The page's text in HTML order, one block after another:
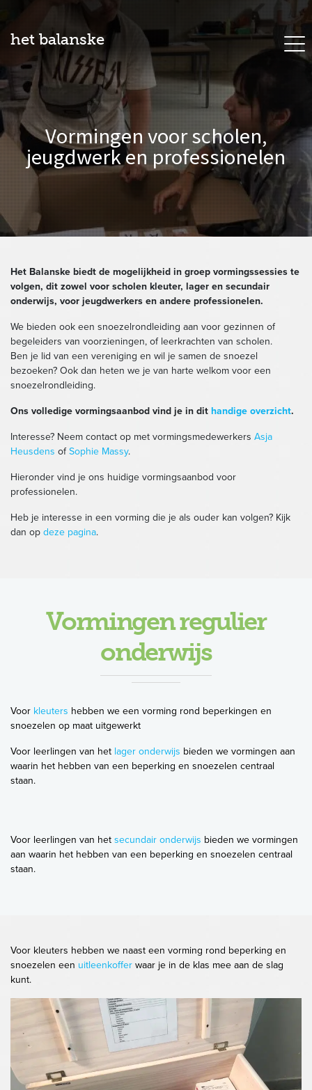
het balanske
Vormingen voor scholen,
jeugdwerk en professionelen
Het Balanske biedt de mogelijkheid in groep vormingssessies te
volgen, dit zowel voor scholen kleuter, lager en secundair
onderwijs, voor jeugdwerkers en andere professionelen.
We bieden ook een snoezelrondleiding aan voor gezinnen of
begeleiders van voorzieningen, of leerkrachten van scholen.
Ben je lid van een vereniging en wil je samen de snoezel
bezoeken? Ook dan heten we je van harte welkom voor een
snoezelrondleiding.
Ons volledige vormingsaanbod vind je in dit handige overzicht.
Interesse? Neem contact op met vormingsmedewerkers Asja
Heusdens ofSophie Massy.
Hieronder vind je ons huidige vormingsaanbod voor
professionelen.
Heb je interesse in een vorming die je als ouder kan volgen? Kijk
dan op deze pagina.
Vormingen regulier
onderwijs
Voor kleuters hebben we een vorming rond beperkingen en
snoezelen op maat uitgewerkt
Voor leerlingen van het lager onderwijs bieden we vormingen aan
waarin het hebben van een beperking en snoezelen centraal
staan.
Voor leerlingen van het secundair onderwijs bieden we vormingen
aan waarin het hebben van een beperking en snoezelen centraal
staan.
Voor kleuters hebben we naast een vorming rond beperking en
snoezelen een uitleenkoffer waar je in de klas mee aan de slag
kunt.